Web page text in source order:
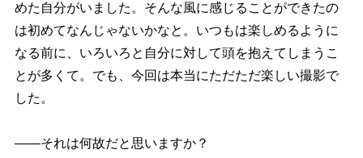
めた自分がいました。そんな風に感じることができたの
は初めてなんじゃないかなと。いつもは楽しめるように
なる前に、いろいろと自分に対して頭を抱えてしまうこ
とが多くて。でも、今回は本当にただただ楽しい撮影で
した。
――それは何故だと思いますか？